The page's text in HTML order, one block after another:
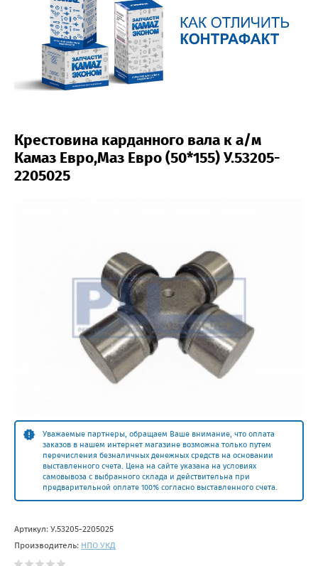
Крестовина карданного вала к а/м
Камаз Евро,Маз Евро (50*155) У.53205-
2205025
Уважаемые партнеры, обращаем Ваше внимание, что оплата
заказов в нашем интернет магазине возможна только путем
перечисления безналичных денежных средств на основании
выставленного счета. Цена на сайте указана на условиях
самовывоза с выбранного склада и действительна при
предварительной оплате 100% согласно выставленного счета.
Артикул: У.53205-2205025
Производитель: НПО УКД